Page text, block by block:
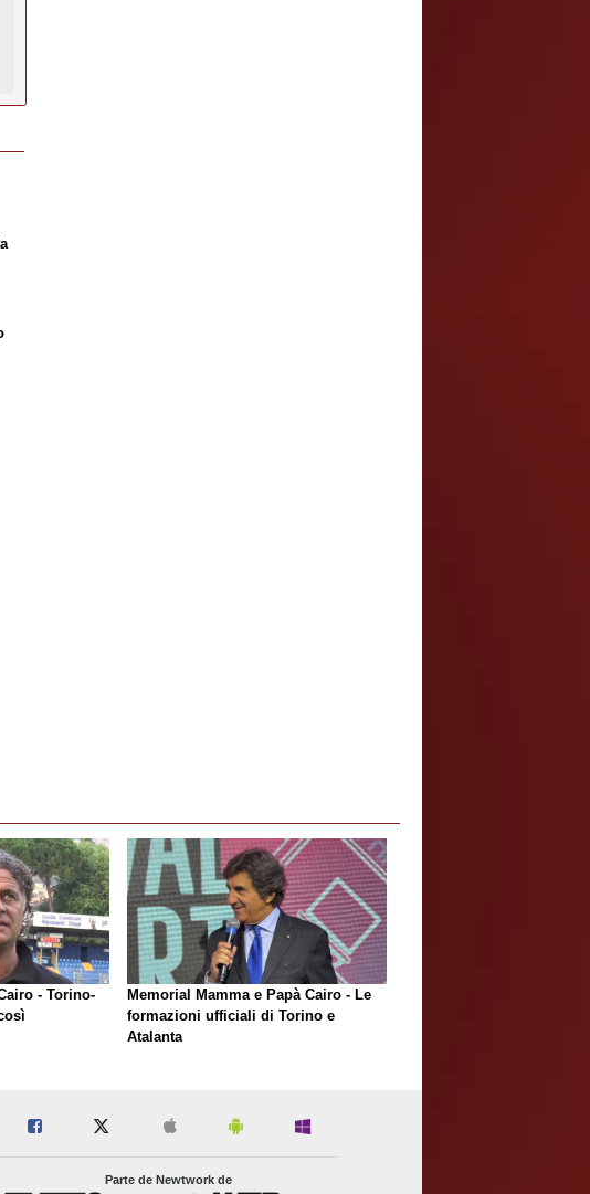
- Torino-
Memorial Mamma e Papà Cairo - Le
formazioni ufficiali di Torino e
Atalanta
Parte de Newtwork de